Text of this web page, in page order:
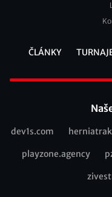
ČLÁNKY
Recommended
dev1s.com
playzone.agency